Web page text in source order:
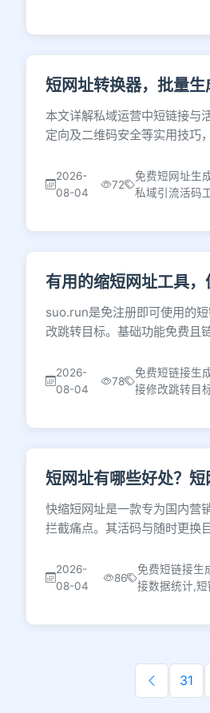
短网址转换器，批量
本文详解私域运营中短链接与
定向及二维码安全等实用技巧
2026-
08-04
72
免费短网址生
私域引流活码
有用的缩短网址工具
suo.run是免注册即可使用的
改跳转目标。基础功能免费且
2026-
08-04
78
免费短链接生
接修改跳转目
短网址有哪些好处？短
快缩短网址是一款专为国内营
拦截痛点。其活码与随时更换
2026-
08-04
86
免费短链接生
接数据统计,
31